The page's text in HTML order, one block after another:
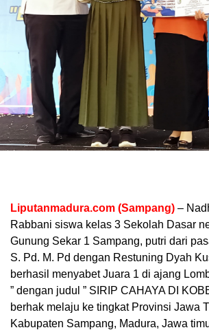
Liputanmadura.com (Sampang) –
Rabbani siswa kelas 3 Sekolah Dasar
Gunung Sekar 1 Sampang, putri dari
S. Pd. M. Pd dengan Restuning Dyah
berhasil menyabet Juara 1 di ajang
” dengan judul ” SIRIP CAHAYA DI
berhak melaju ke tingkat Provinsi Jawa
Kabupaten Sampang, Madura, Jawa